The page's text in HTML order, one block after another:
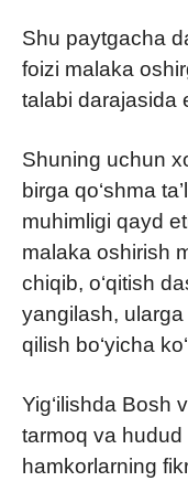
Shu paytgacha
foizi malaka
talabi darajasida
Shuning uchun
birga qo‘shma
muhimligi qayd
malaka oshirish
chiqib, o‘qitish
yangilash,
qilish bo‘yicha
Yig‘ilishda Bosh
tarmoq va
hamkorlarning